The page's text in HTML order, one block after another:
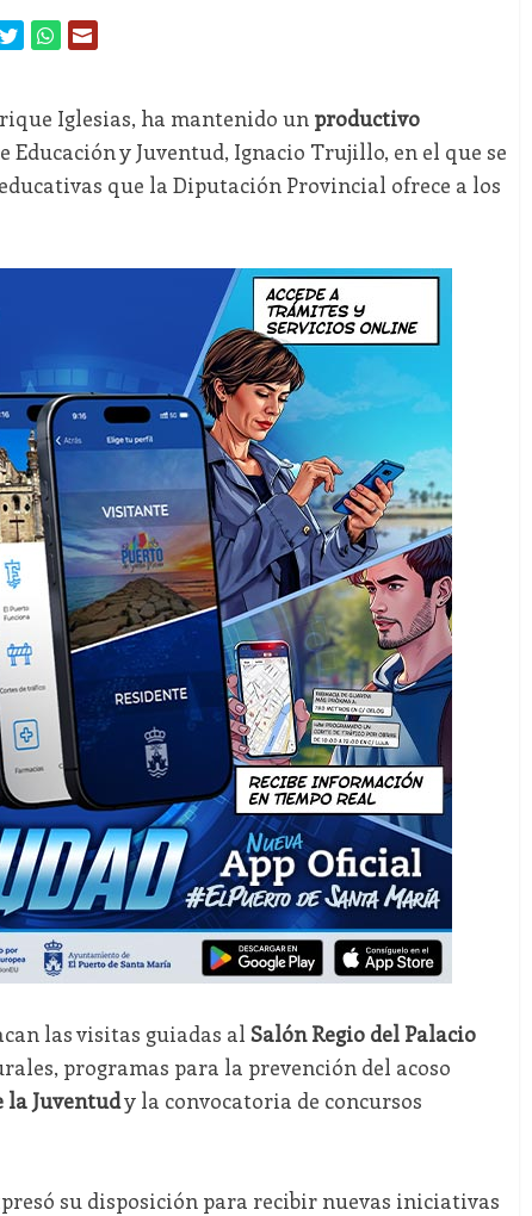
Iglesias, ha mantenido un productivo
y Juventud, Ignacio Trujillo, en el que se
que la Diputación Provincial ofrece a los
las visitas guiadas al Salón Regio del Palacio
programas para la prevención del acoso
la Juventudy la convocatoria de concursos
su disposición para recibir nuevas iniciativas